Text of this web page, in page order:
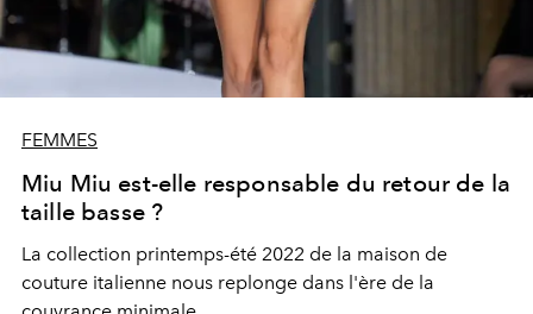
FEMMES
Miu Miu est-elle responsable du retour de la
taille basse ?
La collection printemps-été 2022 de la maison de
couture italienne nous replonge dans l'ère de la